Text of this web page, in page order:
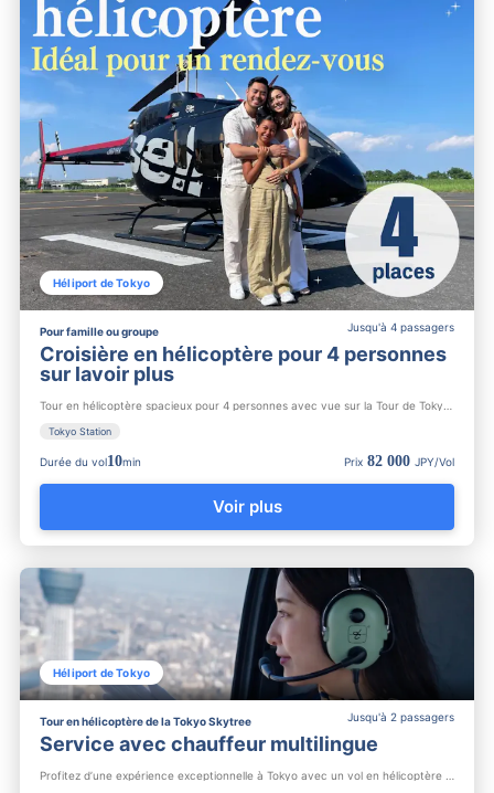
Héliport de Tokyo
Jusqu'à 4 passagers
Pour famille ou groupe
Croisière en hélicoptère pour 4 personnes
sur lavoir plus
Tokyo Station
Durée du vol10min Prix 82 000 JPY/Vol
Voir plus
Héliport de Tokyo
Jusqu'à 2 passagers
Tour en hélicoptère de la Tokyo Skytree
Service avec chauffeur multilingue